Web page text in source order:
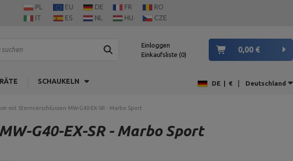
PL EU DE FR
RO
IT
ES NL HU CZE
Einloggen
Einkaufsliste 0
0,00 €
SCHAUKELN DE € | Deutschland
mit Sternverschlüssen MW-G40-EX-SR - Marbo Sport
G40-EX-SR - Marbo Sport